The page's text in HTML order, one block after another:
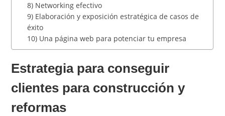
8) Networking efectivo
9) Elaboración y exposición estratégica de casos de
éxito
10) Una página web para potenciar tu empresa
Estrategia para conseguir
clientes para construcción y
reformas